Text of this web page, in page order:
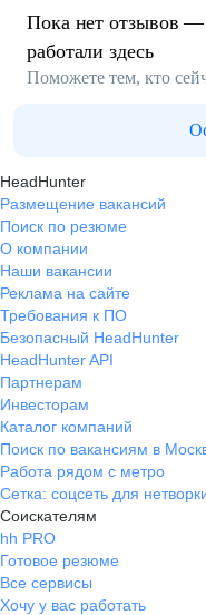
Пока нет отзывов —
работали здесь
Поможете тем, кто
HeadHunter
Размещение вакансий
Поиск по резюме
О компании
Наши вакансии
Реклама на сайте
Требования к ПО
Безопасный HeadHunter
HeadHunter API
Партнерам
Инвесторам
Каталог компаний
Поиск по вакансиям в
Работа рядом с метро
Сетка: соцсеть для
Соискателям
hh PRO
Готовое резюме
Все сервисы
Хочу у вас работать